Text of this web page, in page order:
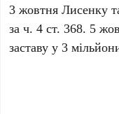
3 жовтня Лисенку
за ч. 4 ст. 368. 5
заставу у 3